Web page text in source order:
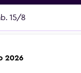
15/8
2026